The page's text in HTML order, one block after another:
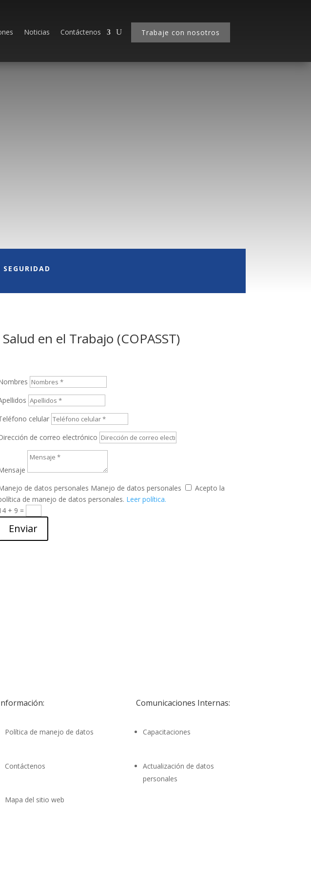
Noticias Contáctenos Trabaje con nosotros
en el Trabajo (COPASST)
celular
de correo electrónico
de datos personales Manejo de datos personales
Acepto la
de manejo de datos personales. Leer política.
+ 9 =
Enviar
Política de manejo de datos
Contáctenos
Mapa del sitio web
Comunicaciones Internas:
Capacitaciones
Actualización de datos
personales